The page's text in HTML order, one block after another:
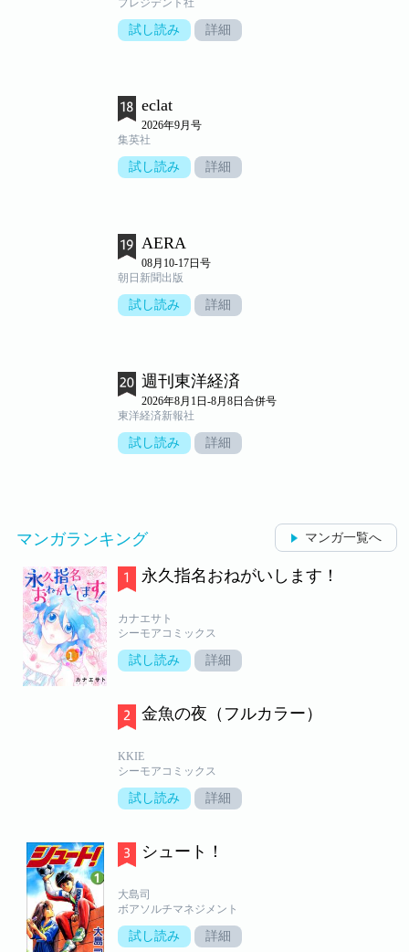
試し読み 詳細
eclat
2026年9月号
集英社
試し読み 詳細
AERA
08月10-17日号
朝日新聞出版
試し読み 詳細
週刊東洋経済
2026年8月1日-8月8日合併号
東洋経済新報社
試し読み 詳細
マンガランキング マンガ一覧へ
永久指名おねがいします！
カナエサト
シーモアコミックス
試し読み 詳細
金魚の夜（フルカラー）
KKIE
シーモアコミックス
試し読み 詳細
シュート！
大島司
ボアソルチマネジメント
試し読み 詳細